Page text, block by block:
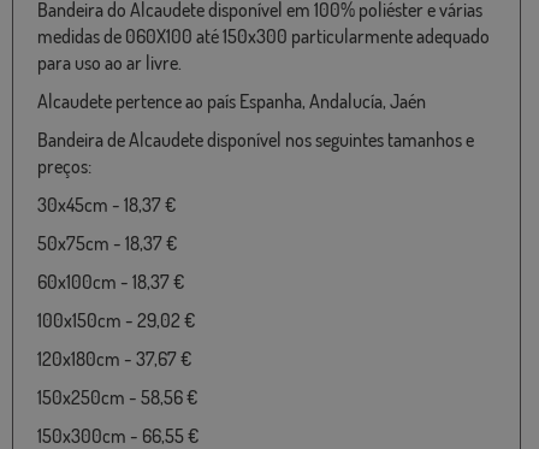
Bandeira do Alcaudete disponível em 100% poliéster e várias
medidas de 060X100 até 150x300 particularmente adequado
para uso ao ar livre.
Alcaudete pertence ao país Espanha, Andalucía, Jaén
Bandeira de Alcaudete disponível nos seguintes tamanhos e
preços:
30x45cm - 18,37 €
50x75cm - 18,37 €
60x100cm - 18,37 €
100x150cm - 29,02 €
120x180cm - 37,67 €
150x250cm - 58,56 €
150x300cm - 66,55 €